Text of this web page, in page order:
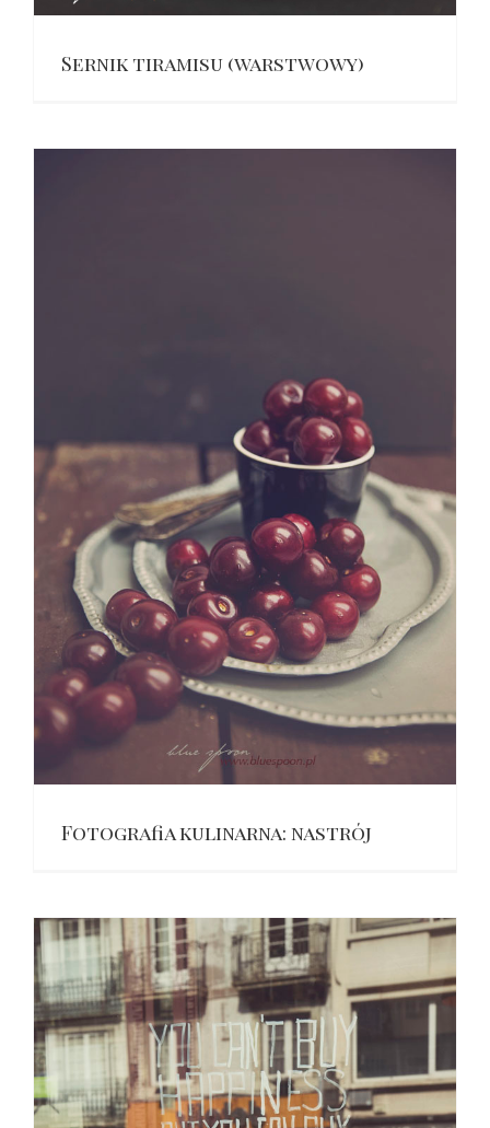
Sernik tiramisu (warstwowy)
Fotografia kulinarna: nastrój